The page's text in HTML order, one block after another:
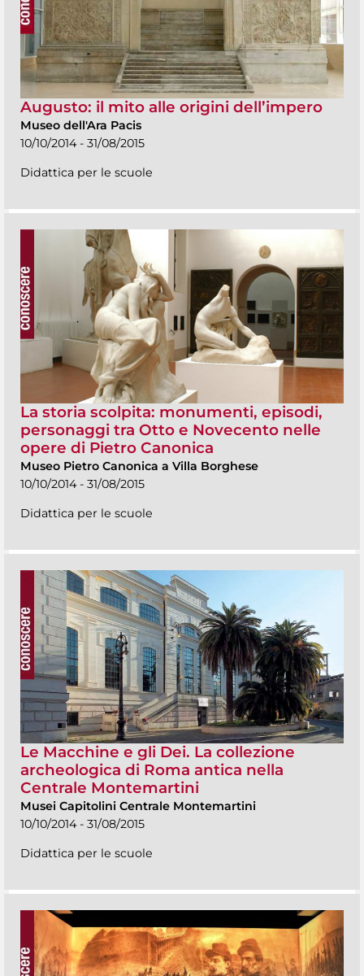
Augusto: il mito alle origini dell’impero
Museo dell'Ara Pacis
10/10/2014 - 31/08/2015
Didattica per le scuole
La storia scolpita: monumenti, episodi,
personaggi tra Otto e Novecento nelle
opere di Pietro Canonica
Museo Pietro Canonica a Villa Borghese
10/10/2014 - 31/08/2015
Didattica per le scuole
Le Macchine e gli Dei. La collezione
archeologica di Roma antica nella
Centrale Montemartini
Musei Capitolini Centrale Montemartini
10/10/2014 - 31/08/2015
Didattica per le scuole